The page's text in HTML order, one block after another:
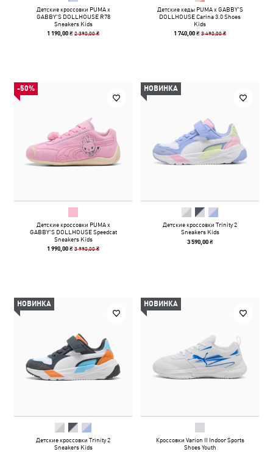
Детские кроссовки PUMA x
GABBY'S DOLLHOUSE R78
Sneakers Kids
1 190,00 ₴2 390,00 ₴
Детские кеды PUMA x GABBY'S
DOLLHOUSE Carina 3.0 Shoes
Kids
1 740,00 ₴3 490,00 ₴
-50%
Детские кроссовки PUMA x
GABBY'S DOLLHOUSE Speedcat
Sneakers Kids
1 990,00 ₴3 990,00 ₴
НОВИНКА
Детские кроссовки Trinity 2
Sneakers Kids
3 590,00 ₴
НОВИНКА
Детские кроссовки Trinity 2
Sneakers Kids
НОВИНКА
Кроссовки Varion II Indoor Sports
Shoes Youth